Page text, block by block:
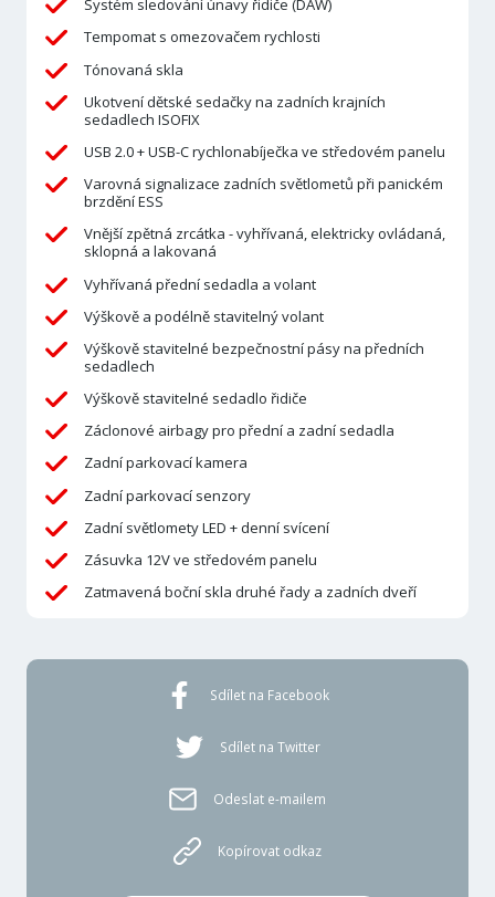
Systém sledování únavy řidiče (DAW)
Tempomat s omezovačem rychlosti
Tónovaná skla
Ukotvení dětské sedačky na zadních krajních
sedadlech ISOFIX
USB 2.0 + USB-C rychlonabíječka ve středovém panelu
Varovná signalizace zadních světlometů při panickém
brzdění ESS
Vnější zpětná zrcátka - vyhřívaná, elektricky ovládaná,
sklopná a lakovaná
Vyhřívaná přední sedadla a volant
Výškově a podélně stavitelný volant
Výškově stavitelné bezpečnostní pásy na předních
sedadlech
Výškově stavitelné sedadlo řidiče
Záclonové airbagy pro přední a zadní sedadla
Zadní parkovací kamera
Zadní parkovací senzory
Zadní světlomety LED + denní svícení
Zásuvka 12V ve středovém panelu
Zatmavená boční skla druhé řady a zadních dveří
Sdílet na Facebook
Sdílet na Twitter
Odeslat e-mailem
Kopírovat odkaz